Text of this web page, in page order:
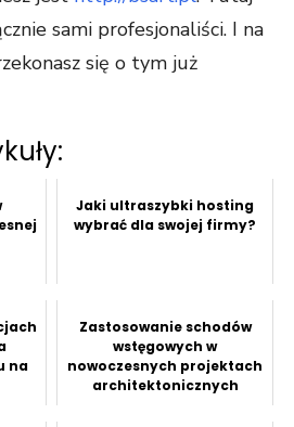
sami profesjonaliści. I na
się o tym już
Jaki ultraszybki hosting
wybrać dla swojej firmy?
na
Zastosowanie schodów
wstęgowych w
nowoczesnych projektach
architektonicznych